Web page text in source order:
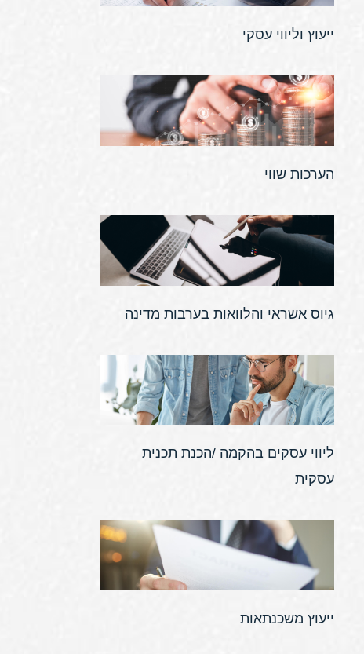
ייעוץ וליווי עסקי
הערכות שווי
גיוס אשראי והלוואות בערבות מדינה
ליווי עסקים בהקמה /הכנת תכנית
עסקית
ייעוץ משכנתאות